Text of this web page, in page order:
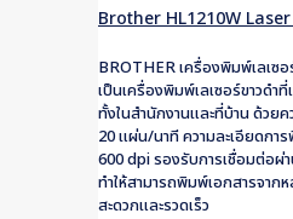
Brother HL1210W
BROTHER เครื่องพิมพ์เลเซ
เป็นเครื่องพิมพ์เลเซอร์ขาวดำที่
ทั้งในสำนักงานและที่บ้าน ด้วยค
20 แผ่น/นาที ความละเอียดกา
600 dpi รองรับการเชื่อมต่อผ่
ทำให้สามารถพิมพ์เอกสารจาก
สะดวกและรวดเร็ว